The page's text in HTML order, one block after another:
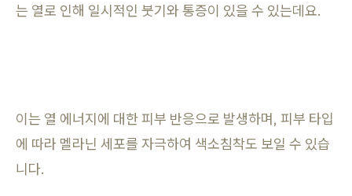
는 열로 인해 일시적인 붓기와 통증이 있을 수 있는데요.
이는 열 에너지에 대한 피부 반응으로 발생하며, 피부 타입
에 따라 멜라닌 세포를 자극하여 색소침착도 보일 수 있습
니다.